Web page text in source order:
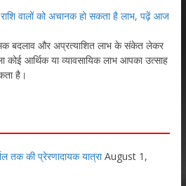
वालों को अचानक हो सकता है लाभ, पढ़ें आज
बदलाव और अप्रत्याशित लाभ के संकेत लेकर
आर्थिक या व्यावसायिक लाभ आपका उत्साह
है।
तक की प्रेरणादायक यात्रा August 1,